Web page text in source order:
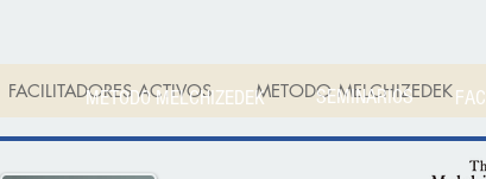
FACILITADORES ACTIVOS METODO MELCHIZEDEK
SEMINARIOS
METODO MELCHIZEDEK